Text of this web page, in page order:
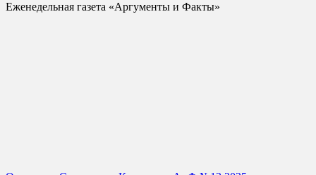
Еженедельная газета «Аргументы и Факты»